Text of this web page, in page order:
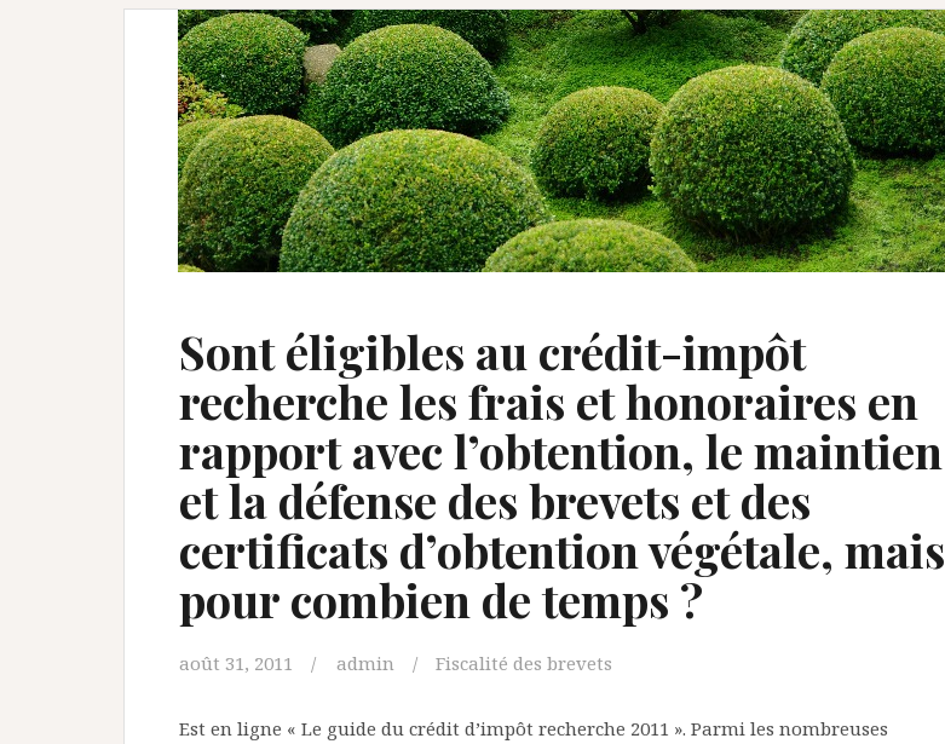
Sont éligibles au crédit-impôt
recherche les frais et honoraires en
rapport avec l’obtention, le maintien
et la défense des brevets et des
certificats d’obtention végétale, mais
pour combien de temps ?
août 31, 2011 admin Fiscalité des brevets
Est en ligne « Le guide du crédit d’impôt recherche 2011 ». Parmi les nombreuses